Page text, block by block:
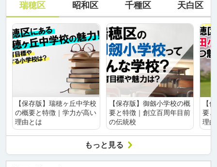
瑞穂区 昭和区 千種区 天白区
【保存版】瑞穂ヶ丘中学校
の概要と特徴｜学力が高い
理由とは
【保存版】御劔小学校の概
要と特徴｜創立百周年目前
の伝統校
【
要
理
もっと見る